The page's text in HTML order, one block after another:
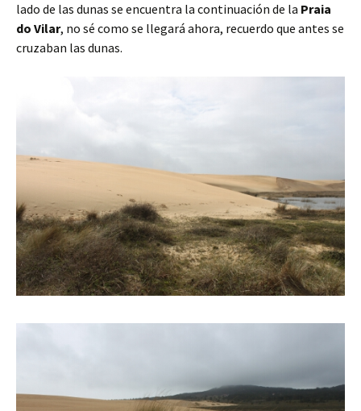
lado de las dunas se encuentra la continuación de la Praia
do Vilar, no sé como se llegará ahora, recuerdo que antes se
cruzaban las dunas.